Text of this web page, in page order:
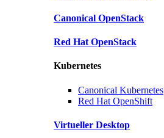
Canonical OpenStack
Red Hat OpenStack
Kubernetes
Canonical Kubernetes
Red Hat OpenShift
Virtueller Desktop